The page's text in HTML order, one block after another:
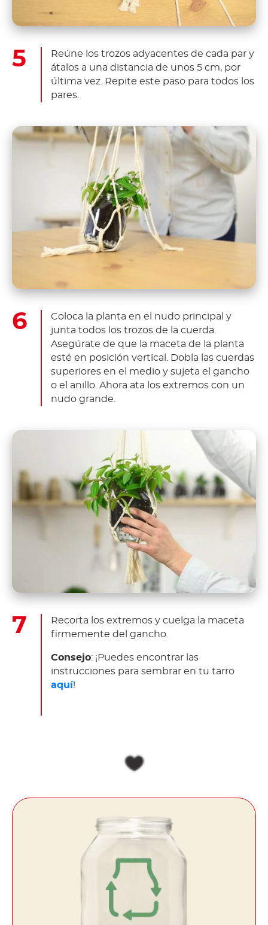
Reúne los trozos adyacentes de cada par y
átalos a una distancia de unos 5 cm, por
última vez. Repite este paso para todos los
pares.
Coloca la planta en el nudo principal y
junta todos los trozos de la cuerda.
Asegúrate de que la maceta de la planta
esté en posición vertical. Dobla las cuerdas
superiores en el medio y sujeta el gancho
o el anillo. Ahora ata los extremos con un
nudo grande.
Recorta los extremos y cuelga la maceta
firmemente del gancho.
Consejo: ¡Puedes encontrar las
instrucciones para sembrar en tu tarro
aquí!